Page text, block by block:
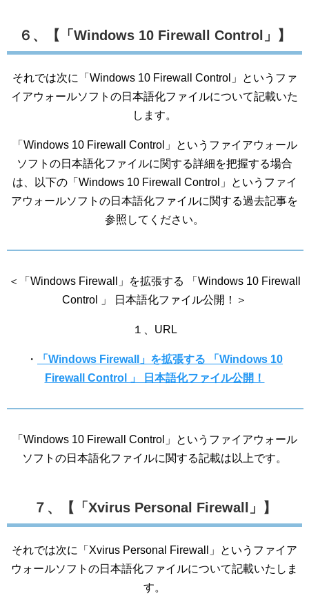
６、【「Windows 10 Firewall Control」】
それでは次に「Windows 10 Firewall Control」というファ
イアウォールソフトの日本語化ファイルについて記載いた
します。
「Windows 10 Firewall Control」というファイアウォール
ソフトの日本語化ファイルに関する詳細を把握する場合
は、以下の「Windows 10 Firewall Control」というファイ
アウォールソフトの日本語化ファイルに関する過去記事を
参照してください。
＜「Windows Firewall」を拡張する 「Windows 10 Firewall
Control 」 日本語化ファイル公開！＞
１、URL
・
「Windows Firewall」を拡張する 「Windows 10
Firewall Control 」 日本語化ファイル公開！
「Windows 10 Firewall Control」というファイアウォール
ソフトの日本語化ファイルに関する記載は以上です。
７、【「Xvirus Personal Firewall」】
それでは次に「Xvirus Personal Firewall」というファイア
ウォールソフトの日本語化ファイルについて記載いたしま
す。